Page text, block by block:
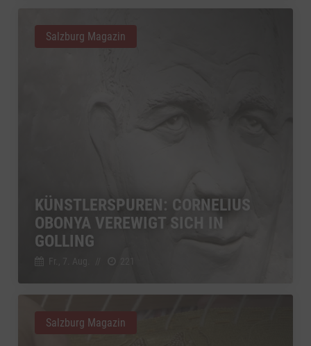
KÜNSTLERSPUREN: CORNELIUS
OBONYA VEREWIGT SICH IN
GOLLING
Salzburg Magazin
Salzburg Magazin